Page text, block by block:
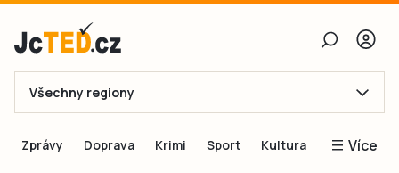
E-mail
Všechny regiony
Zprávy Doprava Krimi Sport Kultura Více